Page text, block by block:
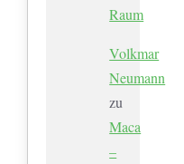
Raum
Volkmar
Neumann
zu
Maca
–